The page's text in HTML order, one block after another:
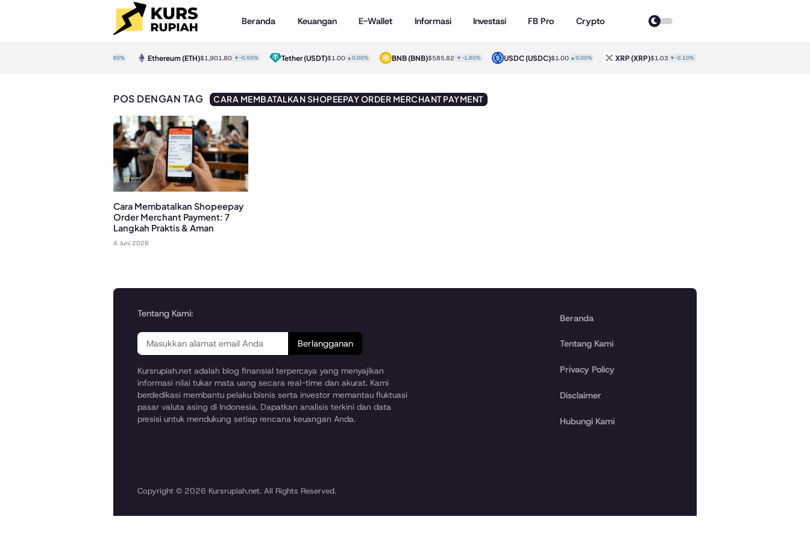
Beranda Keuangan E-Wallet Informasi Investasi FB Pro Crypto
▼-0.80% Ethereum(ETH)$1,901.80▼-0.50% Tether(USDT)$1.00 ▲0.00% BNB(BNB)$585.82▼-1.60% USDC(USDC)$1.00 ▲0.00% XRP(XRP)$1.03▼-2.10%
POS DENGAN TAG CARA MEMBATALKAN SHOPEEPAY ORDER MERCHANT PAYMENT
Cara Membatalkan Shopeepay
Order Merchant Payment: 7
Langkah Praktis & Aman
4 Juni 2026
Tentang Kami:
Berlangganan
Kursrupiah.net adalah blog finansial terpercaya yang menyajikan
informasi nilai tukar mata uang secara real-time dan akurat. Kami
berdedikasi membantu pelaku bisnis serta investor memantau fluktuasi
pasar valuta asing di Indonesia. Dapatkan analisis terkini dan data
presisi untuk mendukung setiap rencana keuangan Anda.
Beranda
Tentang Kami
Privacy Policy
Disclaimer
Hubungi Kami
Copyright © 2026 Kursrupiah.net. All Rights Reserved.